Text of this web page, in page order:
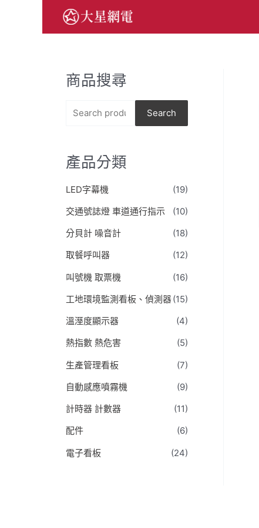
商品搜尋
r
h
f
o
r
Search
產品分類
LED字幕機
(19)
交通號誌燈 車道通行指示
(10)
分貝計 噪音計
(18)
取餐呼叫器
(12)
叫號機 取票機
(16)
工地環境監測看板、偵測器(15)
溫溼度顯示器
(4)
熱指數 熱危害
(5)
生產管理看板
(7)
自動感應噴霧機
(9)
計時器 計數器
(11)
配件
(6)
電子看板
(24)